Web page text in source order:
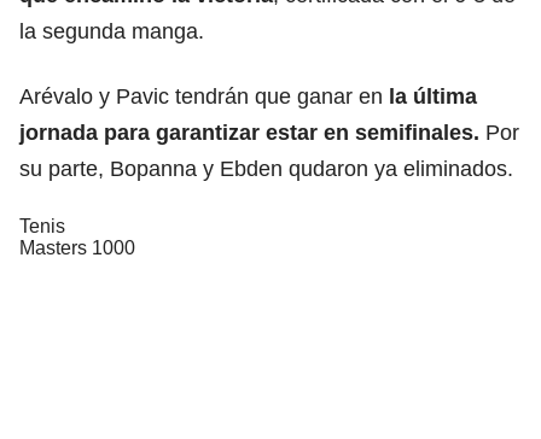
la segunda manga.
Arévalo y Pavic tendrán que ganar en la última
jornada para garantizar estar en semifinales. Por
su parte, Bopanna y Ebden qudaron ya eliminados.
Tenis
Masters 1000